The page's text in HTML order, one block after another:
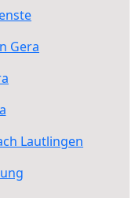
Gera
Lautlingen